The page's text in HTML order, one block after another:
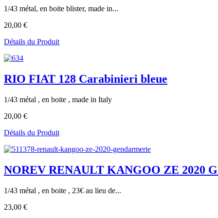
1/43 métal, en boite blister, made in...
20,00 €
Détails du Produit
RIO FIAT 128 Carabinieri bleue
1/43 métal , en boite , made in Italy
20,00 €
Détails du Produit
NOREV RENAULT KANGOO ZE 2020
1/43 métal , en boite , 23€ au lieu de...
23,00 €